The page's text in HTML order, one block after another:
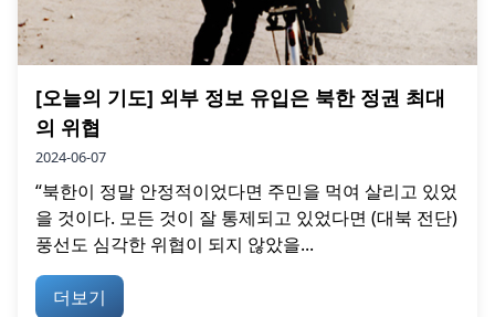
[오늘의 기도] 외부 정보 유입은 북한 정권 최대
의 위협
2024-06-07
“북한이 정말 안정적이었다면 주민을 먹여 살리고 있었
을 것이다. 모든 것이 잘 통제되고 있었다면 (대북 전단)
풍선도 심각한 위협이 되지 않았을...
더보기